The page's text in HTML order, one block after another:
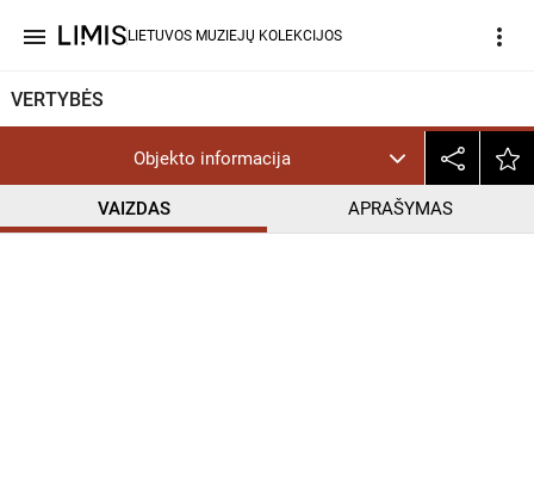
menu LIETUVOS MUZIEJŲ KOLEKCIJOS more_vert
VERTYBĖS
Objekto informacija
VAIZDAS APRAŠYMAS